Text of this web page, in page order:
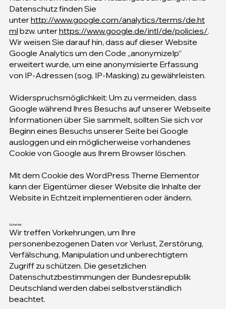
Datenschutz finden Sie
unter http://www.google.com/analytics/terms/de.ht
ml bzw. unter https://www.google.de/intl/de/policies/.
Wir weisen Sie darauf hin, dass auf dieser Website
Google Analytics um den Code „anonymizeIp“
erweitert wurde, um eine anonymisierte Erfassung
von IP-Adressen (sog. IP-Masking) zu gewährleisten.
Widerspruchsmöglichkeit: Um zu vermeiden, dass
Google während Ihres Besuchs auf unserer Webseite
Informationen über Sie sammelt, sollten Sie sich vor
Beginn eines Besuchs unserer Seite bei Google
ausloggen und ein möglicherweise vorhandenes
Cookie von Google aus Ihrem Browser löschen.
Mit dem Cookie des WordPress Theme Elementor
kann der Eigentümer dieser Website die Inhalte der
Website in Echtzeit implementieren oder ändern.
Sicherheit
Wir treffen Vorkehrungen, um Ihre
personenbezogenen Daten vor Verlust, Zerstörung,
Verfälschung, Manipulation und unberechtigtem
Zugriff zu schützen. Die gesetzlichen
Datenschutzbestimmungen der Bundesrepublik
Deutschland werden dabei selbstverständlich
beachtet.